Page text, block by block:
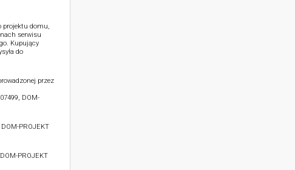
projektu domu,
serwisu
Kupujący
do
przez
DOM-
PROJEKT
PROJEKT